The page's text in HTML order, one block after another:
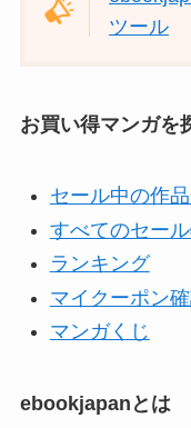
ツール
お買い得マンガを
セール中の作
すべてのセー
ランキング
マイクーポン
マンガくじ
ebookjapanとは